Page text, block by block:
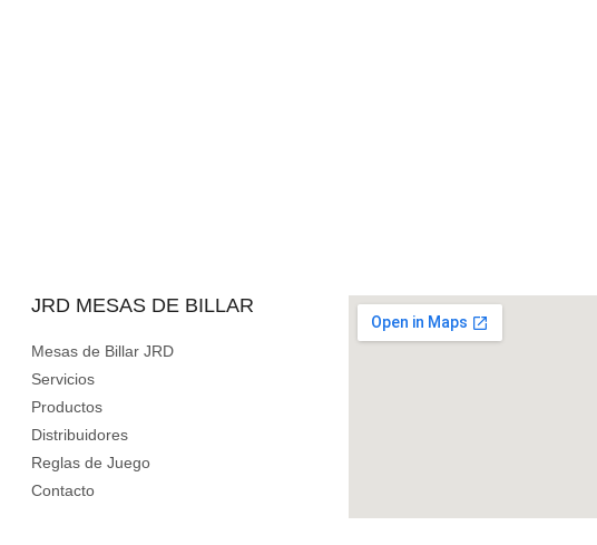
JRD MESAS DE BILLAR
Mesas de Billar JRD
Servicios
Productos
Distribuidores
Reglas de Juego
Contacto